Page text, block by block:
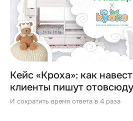
Кейс «Кроха»: как
клиенты пишут отовсюду
И сократить время ответа в 4 раза